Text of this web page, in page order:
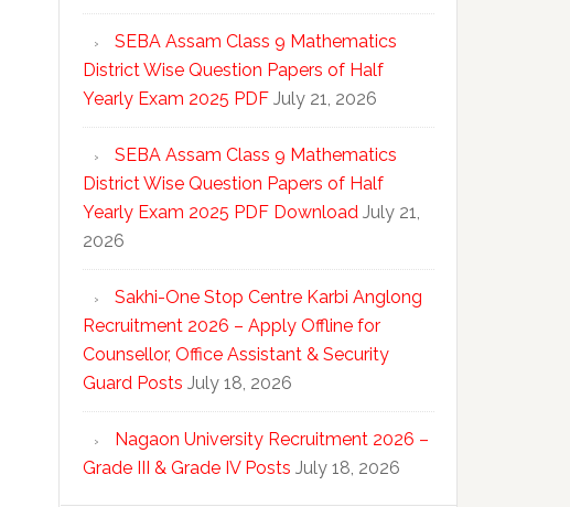
SEBA Assam Class 9 Mathematics
District Wise Question Papers of Half
Yearly Exam 2025 PDF July 21, 2026
SEBA Assam Class 9 Mathematics
District Wise Question Papers of Half
Yearly Exam 2025 PDF Download July 21,
2026
Sakhi-One Stop Centre Karbi Anglong
Recruitment 2026 – Apply Offline for
Counsellor, Office Assistant & Security
Guard Posts July 18, 2026
Nagaon University Recruitment 2026 –
Grade III & Grade IV Posts July 18, 2026